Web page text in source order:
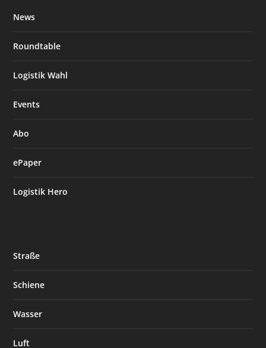
News
Roundtable
Logistik Wahl
Events
Abo
ePaper
Logistik Hero
Straße
Schiene
Wasser
Luft